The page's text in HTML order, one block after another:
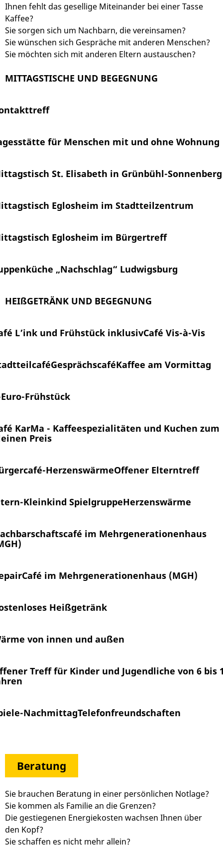
Ihnen fehlt das gesellige Miteinander bei einer Tasse
Kaffee?
Sie sorgen sich um Nachbarn, die vereinsamen?
Sie wünschen sich Gespräche mit anderen Menschen?
Sie möchten sich mit anderen Eltern austauschen?
MITTAGSTISCHE UND BEGEGNUNG
für Menschen mit und ohne Wohnung
St. Elisabeth in Grünbühl-Sonnenberg
Eglosheim im Stadtteilzentrum
Eglosheim im Bürgertreff
„Nachschlag“ Ludwigsburg
HEIßGETRÄNK UND BEGEGNUNG
L’ink und Frühstück inklusivCafé Vis-à-Vis
GesprächscaféKaffee am Vormittag
Frühstück
KarMa - Kaffeespezialitäten und Kuchen zum
Preis
HerzenswärmeOffener Elterntreff
Kleinkind SpielgruppeHerzenswärme
im Mehrgenerationenhaus
im Mehrgenerationenhaus (MGH)
Heißgetränk
von innen und außen
Treff für Kinder und Jugendliche von 6 bis
NachmittagTelefonfreundschaften
Beratung
Sie brauchen Beratung in einer persönlichen Notlage?
Sie kommen als Familie an die Grenzen?
Die gestiegenen Energiekosten wachsen Ihnen über
den Kopf?
Sie schaffen es nicht mehr allein?